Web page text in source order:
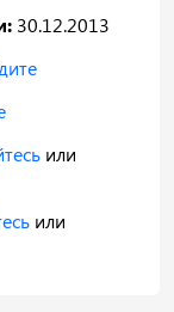
30.12.2013
или
или